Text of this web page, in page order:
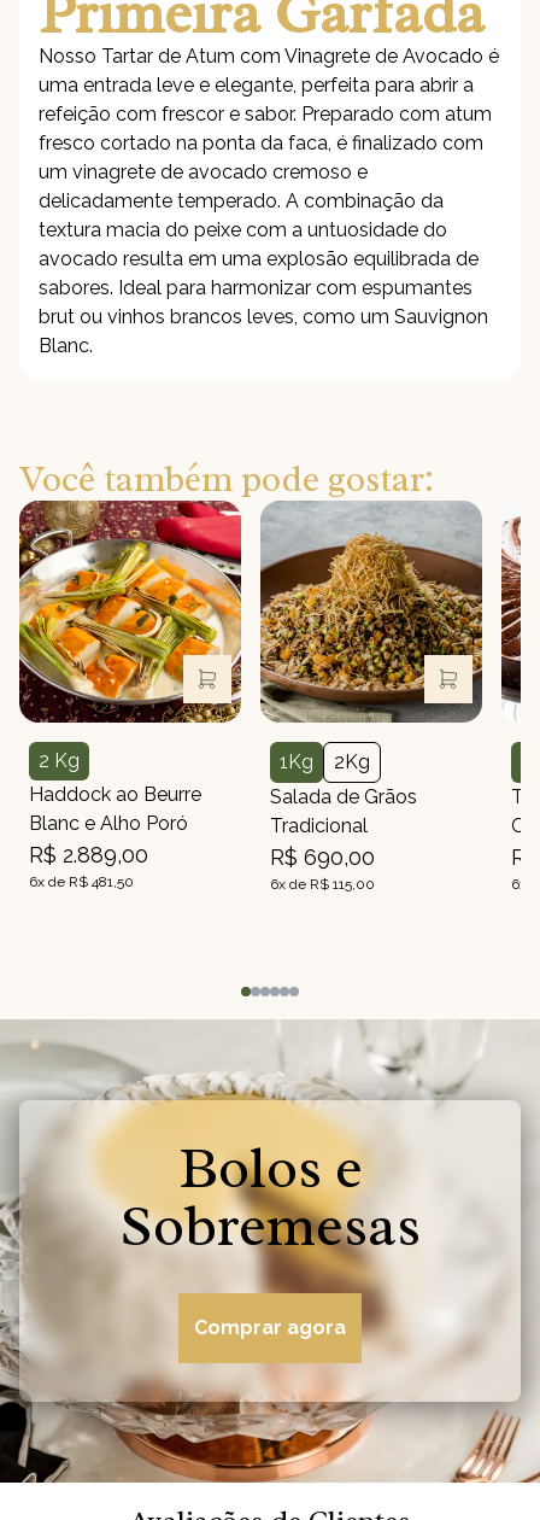
Nosso Tartar de Atum com Vinagrete de Avocado é
uma entrada leve e elegante, perfeita para abrir a
refeição com frescor e sabor. Preparado com atum
fresco cortado na ponta da faca, é finalizado com
um vinagrete de avocado cremoso e
delicadamente temperado. A combinação da
textura macia do peixe com a untuosidade do
avocado resulta em uma explosão equilibrada de
sabores. Ideal para harmonizar com espumantes
brut ou vinhos brancos leves, como um Sauvignon
Blanc.
Você também pode gostar:
Peso
2 Kg
Haddock ao Beurre
Blanc e Alho Poró
R$ 2.889,00
6x de R$ 481,50
Peso
1Kg
Peso
2Kg
Salada de Grãos
Tradicional
R$ 690,00
6x de R$ 115,00 6x
Bolos e
Sobremesas
Comprar agora